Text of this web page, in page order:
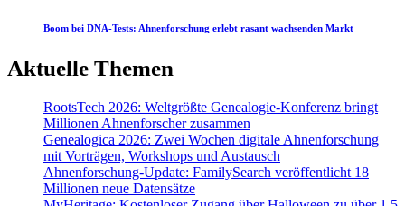
Boom bei DNA-Tests: Ahnenforschung erlebt rasant wachsenden Markt
Aktuelle Themen
RootsTech 2026: Weltgrößte Genealogie-Konferenz bringt
Millionen Ahnenforscher zusammen
Genealogica 2026: Zwei Wochen digitale Ahnenforschung
mit Vorträgen, Workshops und Austausch
Ahnenforschung-Update: FamilySearch veröffentlicht 18
Millionen neue Datensätze